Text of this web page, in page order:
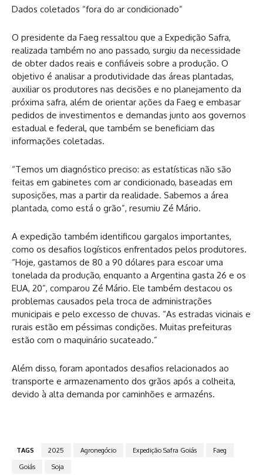
Dados coletados “fora do ar condicionado”
O presidente da Faeg ressaltou que a Expedição Safra,
realizada também no ano passado, surgiu da necessidade
de obter dados reais e confiáveis sobre a produção. O
objetivo é analisar a produtividade das áreas plantadas,
auxiliar os produtores nas decisões e no planejamento da
próxima safra, além de orientar ações da Faeg e embasar
pedidos de investimentos e demandas junto aos governos
estadual e federal, que também se beneficiam das
informações coletadas.
“Temos um diagnóstico preciso: as estatísticas não são
feitas em gabinetes com ar condicionado, baseadas em
suposições, mas a partir da realidade. Sabemos a área
plantada, como está o grão”, resumiu Zé Mário.
A expedição também identificou gargalos importantes,
como os desafios logísticos enfrentados pelos produtores.
“Hoje, gastamos de 80 a 90 dólares para escoar uma
tonelada da produção, enquanto a Argentina gasta 26 e os
EUA, 20”, comparou Zé Mário. Ele também destacou os
problemas causados pela troca de administrações
municipais e pelo excesso de chuvas. “As estradas vicinais e
rurais estão em péssimas condições. Muitas prefeituras
estão com o maquinário sucateado.”
Além disso, foram apontados desafios relacionados ao
transporte e armazenamento dos grãos após a colheita,
devido à alta demanda por caminhões e armazéns.
TAGS 2025 Agronegócio Expedição Safra Goiás
Faeg
Goiás
Soja